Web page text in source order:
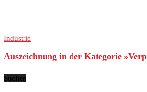
Industrie
Auszeichnung in der Kategorie
Suchen